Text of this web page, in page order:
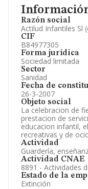
Razón social
Actilud Infantiles Sl
CIF
B84977305
Forma jurídica
Sociedad limitada
Sector
Sanidad
Fecha de
26-3-2007
Objeto social
La celebracion de
prestacion de
educacion infantil,
recreativas y de
Actividad
Guardería,
Actividad CNAE
8891 - Actividades
Estado de la
Extinción
Información